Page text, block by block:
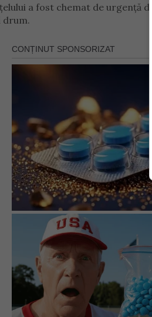
a fost chemat de urgență
drum.